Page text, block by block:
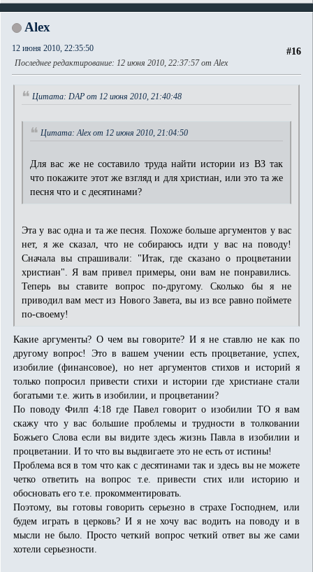
Alex
#16
12 июня 2010, 22:35:50
Последнее редактирование: 12 июня 2010, 22:37:57 от Alex
Цитата: DAP от 12 июня 2010, 21:40:48
Цитата: Alex от 12 июня 2010, 21:04:50
Для вас же не составило труда найти истории из ВЗ так
что покажите этот же взгляд и для христиан, или это та же
песня что и с десятинами?
Эта у вас одна и та же песня. Похоже больше аргументов у вас
нет, я же сказал, что не собираюсь идти у вас на поводу!
Сначала вы спрашивали: "Итак, где сказано о процветании
христиан". Я вам привел примеры, они вам не понравились.
Теперь вы ставите вопрос по-другому. Сколько бы я не
приводил вам мест из Нового Завета, вы из все равно поймете
по-своему!
Какие аргументы? О чем вы говорите? И я не ставлю не как по
другому вопрос! Это в вашем учении есть процветание, успех,
изобилие (финансовое), но нет аргументов стихов и историй я
только попросил привести стихи и истории где христиане стали
богатыми т.е. жить в изобилии, и процветании?
По поводу Филп 4:18 где Павел говорит о изобилии ТО я вам
скажу что у вас большие проблемы и трудности в толковании
Божьего Слова если вы видите здесь жизнь Павла в изобилии и
процветании. И то что вы выдвигаете это не есть от истины!
Проблема вся в том что как с десятинами так и здесь вы не можете
четко ответить на вопрос т.е. привести стих или историю и
обосновать его т.е. прокомментировать.
Поэтому, вы готовы говорить серьезно в страхе Господнем, или
будем играть в церковь? И я не хочу вас водить на поводу и в
мысли не было. Просто четкий вопрос четкий ответ вы же сами
хотели серьезности.